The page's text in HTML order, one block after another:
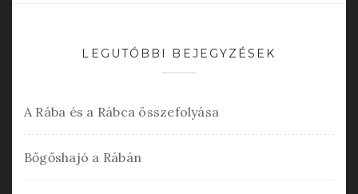
LEGUTÓBBI BEJEGYZÉSEK
A Rába és a Rábca összefolyása
Bőgőshajó a Rábán